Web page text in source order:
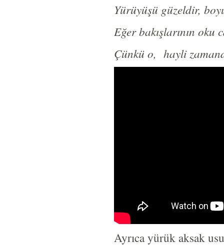
Yürüyüşü güzeldir,
Eğer bakışlarının oku
Çünkü o, hayli
Ayrıca yürük aksak